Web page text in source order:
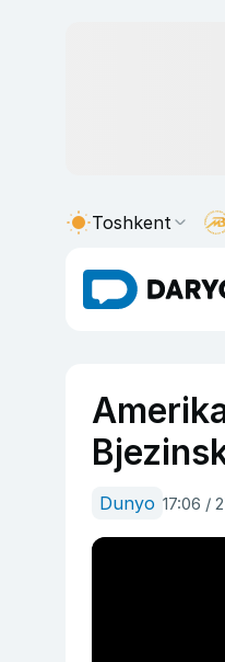
Toshkent
Dunyo 17:06 /